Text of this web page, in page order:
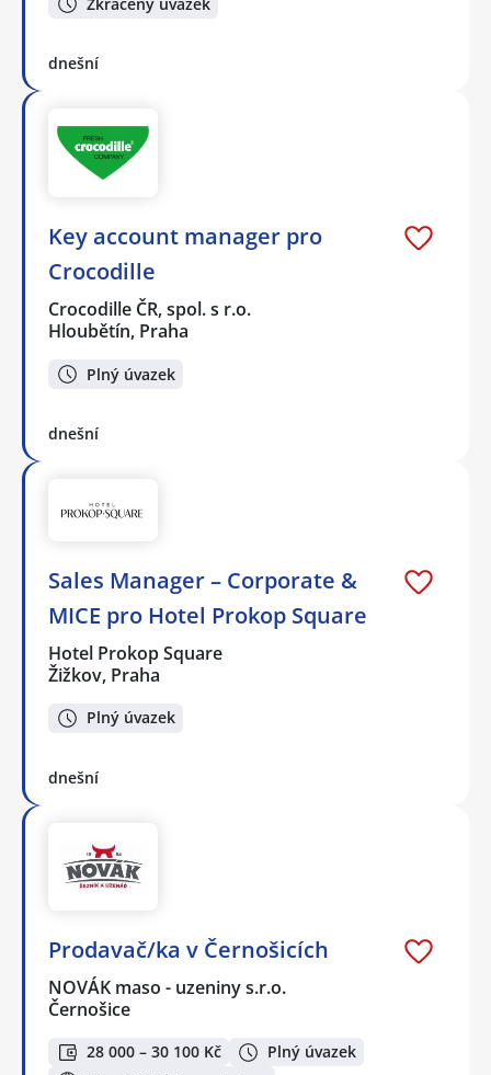
dnešní
Key account manager pro
Crocodille
Crocodille ČR, spol. s r.o.
Hloubětín, Praha
Plný úvazek
dnešní
Sales Manager – Corporate &
MICE pro Hotel Prokop Square
Hotel Prokop Square
Žižkov, Praha
Plný úvazek
dnešní
Prodavač/ka v Černošicích
NOVÁK maso - uzeniny s.r.o.
Černošice
28 000 – 30 100 Kč
Plný úvazek